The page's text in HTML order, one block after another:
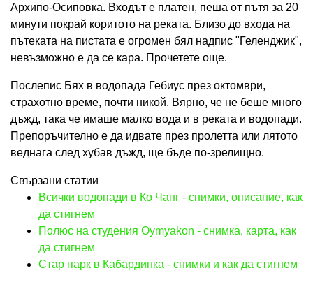
Архипо-Осиповка. Входът е платен, пеша от пътя за 20
минути покрай коритото на реката. Близо до входа на
пътеката на пистата е огромен бял надпис "Геленджик",
невъзможно е да се кара. Прочетете още.
Послепис Бях в водопада Гебиус през октомври,
страхотно време, почти никой. Вярно, че не беше много
дъжд, така че имаше малко вода и в реката и водопади.
Препоръчително е да идвате през пролетта или лятото
веднага след хубав дъжд, ще бъде по-зрелищно.
Свързани статии
Всички водопади в Ко Чанг - снимки, описание, как
да стигнем
Полюс на студения Oymyakon - снимка, карта, как
да стигнем
Стар парк в Кабардинка - снимки и как да стигнем